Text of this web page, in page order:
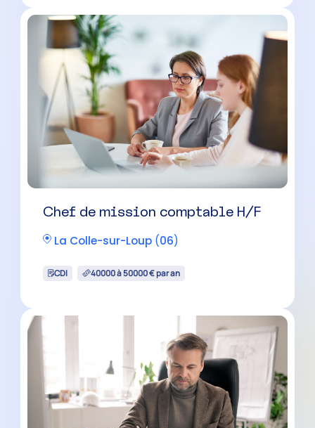
Chef de mission comptable H/F
La Colle-sur-Loup (06)
CDI 40000 à 50000 € par an